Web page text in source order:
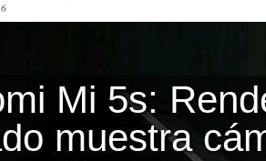
Mi 5s:
muestra